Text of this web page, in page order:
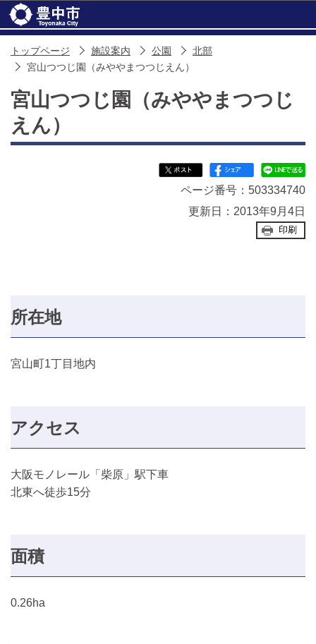
トップページ 施設案内 公園
北部
宮山つつじ園（みややまつつじえん）
宮山つつじ園（みややまつつじ
えん）
ページ番号：503334740
更新日：2013年9月4日
印刷
所在地
宮山町1丁目地内
アクセス
大阪モノレール「柴原」駅下車
北東へ徒歩15分
面積
0.26ha